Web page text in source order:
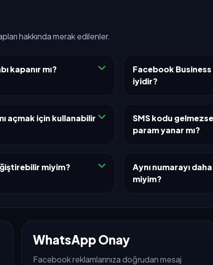
hakkında merak edilenler.
kapanır mı?
Facebook Business
iyidir?
açmak için kullanabilir
SMS kodu
param yanar mı?
miyim?
Aynı numarayı
miyim?
WhatsApp Onay
Facebook reklamlarınıza doğrudan mesaj